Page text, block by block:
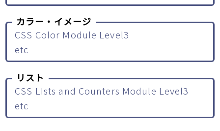
カラー・イメージ
CSS Color Module Level3
etc
リスト
CSS LIsts and Counters Module Level3
etc